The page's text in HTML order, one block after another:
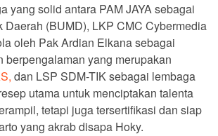
yang solid antara PAM JAYA sebagai
Daerah (BUMD), LKP CMC Cybermedia
oleh Pak Ardian Elkana sebagai
berpengalaman yang merupakan
dan LSP SDM-TIK sebagai lembaga
utama untuk menciptakan talenta
tetapi juga tersertifikasi dan siap
yang akrab disapa Hoky.